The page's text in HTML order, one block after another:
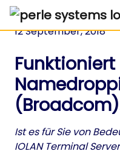
12 September, 2018
Funktioniert
Ist es für Sie von
IOLAN Terminal